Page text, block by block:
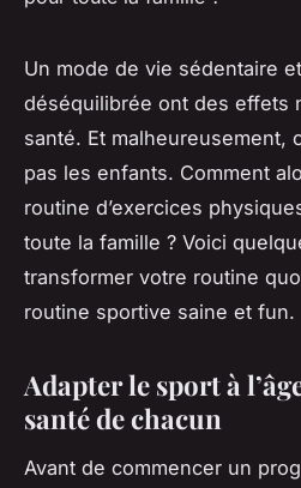
Un mode de vie sédentaire
déséquilibrée ont des effets
santé. Et malheureusement,
pas les enfants. Comment
routine d’exercices
toute la famille ? Voici
transformer votre routine
routine sportive saine et fun.
Adapter le sport à
santé de chacun
Avant de commencer un